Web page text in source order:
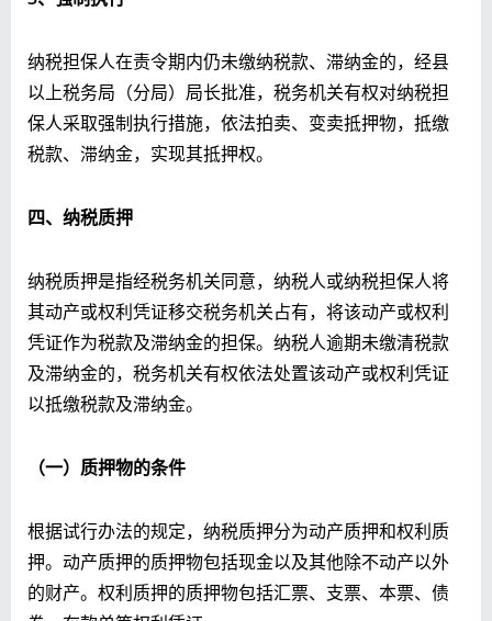
纳税担保人在责令期内仍未缴纳税款、滞纳金的，经县
以上税务局（分局）局长批准，税务机关有权对纳税担
保人采取强制执行措施，依法拍卖、变卖抵押物，抵缴
税款、滞纳金，实现其抵押权。
四、纳税质押
纳税质押是指经税务机关同意，纳税人或纳税担保人将
其动产或权利凭证移交税务机关占有，将该动产或权利
凭证作为税款及滞纳金的担保。纳税人逾期未缴清税款
及滞纳金的，税务机关有权依法处置该动产或权利凭证
以抵缴税款及滞纳金。
（一）质押物的条件
根据试行办法的规定，纳税质押分为动产质押和权利质
押。动产质押的质押物包括现金以及其他除不动产以外
的财产。权利质押的质押物包括汇票、支票、本票、债